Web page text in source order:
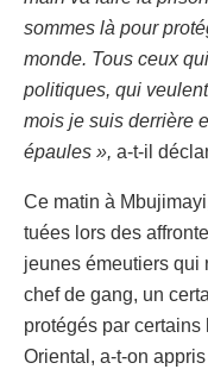
sommes là pour
monde. Tous ceux
politiques, qui
mois je suis derrière
épaules », a-t-il
Ce matin à
tuées lors des
jeunes émeutiers qui
chef de gang, un
protégés par
Oriental, a-t-on